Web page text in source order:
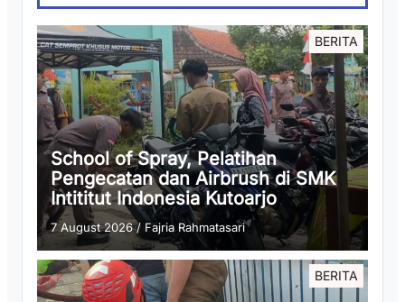
BERITA
School of Spray, Pelatihan
Pengecatan dan Airbrush di SMK
Intititut Indonesia Kutoarjo
7 August 2026/ Fajria Rahmatasari
BERITA